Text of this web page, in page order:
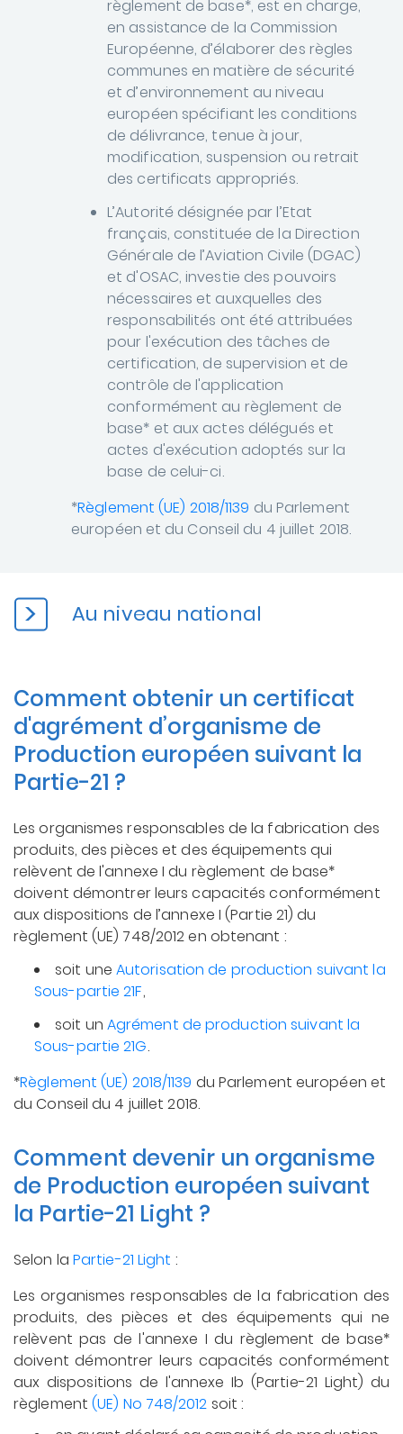
règlement de base*, est en charge,
en assistance de la Commission
Européenne, d’élaborer des règles
communes en matière de sécurité
et d’environnement au niveau
européen spécifiant les conditions
de délivrance, tenue à jour,
modification, suspension ou retrait
des certificats appropriés.
L’Autorité désignée par l’Etat
français, constituée de la Direction
Générale de l’Aviation Civile (DGAC)
et d'OSAC, investie des pouvoirs
nécessaires et auxquelles des
responsabilités ont été attribuées
pour l'exécution des tâches de
certification, de supervision et de
contrôle de l'application
conformément au règlement de
base* et aux actes délégués et
actes d'exécution adoptés sur la
base de celui-ci.
*Règlement (UE) 2018/1139 du Parlement
européen et du Conseil du 4 juillet 2018.
Au niveau national
Comment obtenir un certificat
d'agrément d’organisme de
Production européen suivant la
Partie-21 ?
Les organismes responsables de la fabrication des
produits, des pièces et des équipements qui
relèvent de l'annexe I du règlement de base*
doivent démontrer leurs capacités conformément
aux dispositions de l’annexe I (Partie 21) du
règlement (UE) 748/2012 en obtenant :
soit une Autorisation de production suivant la
Sous-partie 21F,
soit un Agrément de production suivant la
Sous-partie 21G.
*Règlement (UE) 2018/1139 du Parlement européen et
du Conseil du 4 juillet 2018.
Comment devenir un organisme
de Production européen suivant
la Partie-21 Light ?
Selon la Partie-21 Light :
Les organismes responsables de la fabrication des
produits, des pièces et des équipements qui ne
relèvent pas de l'annexe I du règlement de base*
doivent démontrer leurs capacités conformément
aux dispositions de l'annexe Ib (Partie-21 Light) du
règlement (UE) No 748/2012 soit :